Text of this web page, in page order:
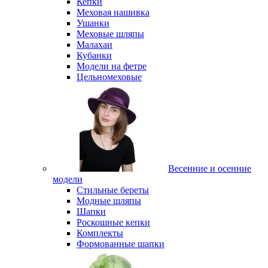
Меховая нашивка
Ушанки
Меховые шляпы
Малахаи
Кубанки
Модели на фетре
Цельномеховые
Весенние и осенние
модели
Стильные береты
Модные шляпы
Шапки
Роскошные кепки
Комплекты
Формованные шапки